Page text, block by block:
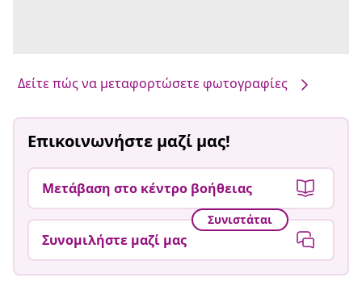
Δείτε πώς να μεταφορτώσετε φωτογραφίες
Επικοινωνήστε μαζί μας!
Μετάβαση στο κέντρο βοήθειας
Συνιστάται
Συνομιλήστε μαζί μας